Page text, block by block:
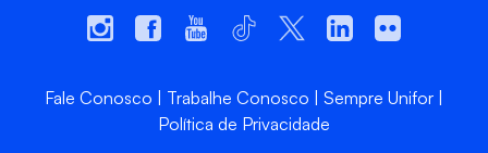
Fale Conosco Trabalhe Conosco
Sempre Unifor
Política de Privacidade